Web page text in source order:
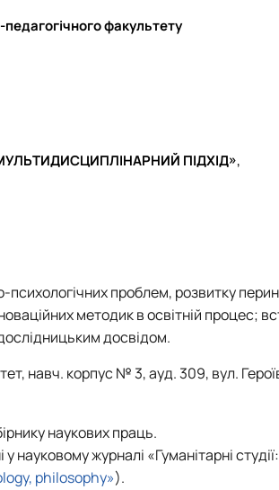
факультету
України
студентської молоді
Кафедра англійської філології
педагогічного факультету
ПІДХІД»,
проблем, розвитку
методик в освітній процес;
досвідом.
навч. корпус № 3, ауд. 309, вул.
наукових праць.
науковому журналі «Гуманітарні
philosophy»).